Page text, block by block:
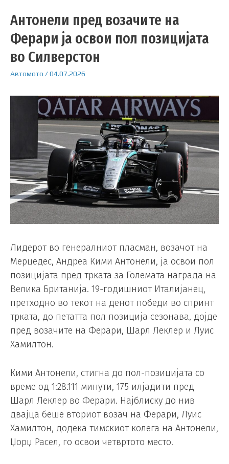
Антонели пред возачите на
Ферари ја освои пол позицијата
во Силверстон
Автомото /04.07.2026
Лидерот во генералниот пласман, возачот на
Мерцедес, Андреа Кими Антонели, ја освои пол
позицијата пред трката за Големата награда на
Велика Британија. 19-годишниот Италијанец,
претходно во текот на денот победи во спринт
трката, до петатта пол позиција сезонава, дојде
пред возачите на Ферари, Шарл Леклер и Луис
Хамилтон.
Кими Антонели, стигна до пол-позицијата со
време од 1:28.111 минути, 175 илјадити пред
Шарл Леклер во Ферари. Најблиску до нив
двајца беше вториот возач на Ферари, Луис
Хамилтон, додека тимскиот колега на Антонели,
Џорџ Расел, го освои четвртото место.